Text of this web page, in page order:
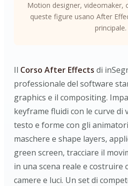
Motion designer, videomaker,
queste figure usano After
principale.
Il Corso After Effects di
professionale del software
graphics e il compositing.
keyframe fluidi con le curve di
testo e forme con gli
maschere e shape layers,
green screen, tracciare il
in una scena reale e costruire
camere e luci. Un set di